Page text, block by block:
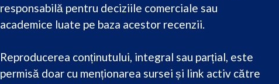
responsabilă pentru deciziile comerciale sau
academice luate pe baza acestor recenzii.
Reproducerea conținutului, integral sau parțial, este
permisă doar cu menționarea sursei și link activ către